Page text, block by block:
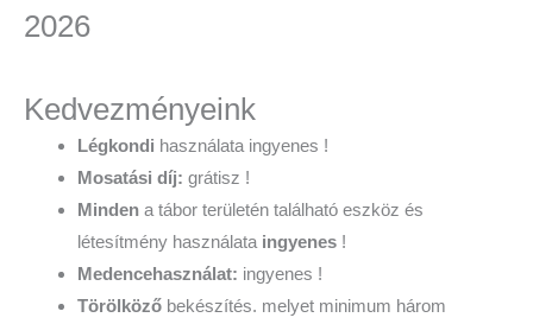
2026
Kedvezményeink
Légkondi használata ingyenes !
Mosatási díj: grátisz !
Minden a tábor területén található eszköz és
létesítmény használata ingyenes !
Medencehasználat: ingyenes !
Törölköző bekészítés. melyet minimum három